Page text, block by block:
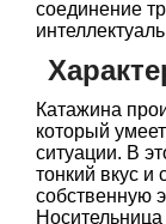
соединение
Катажина
который
ситуации. В
тонкий вкус и
собственную